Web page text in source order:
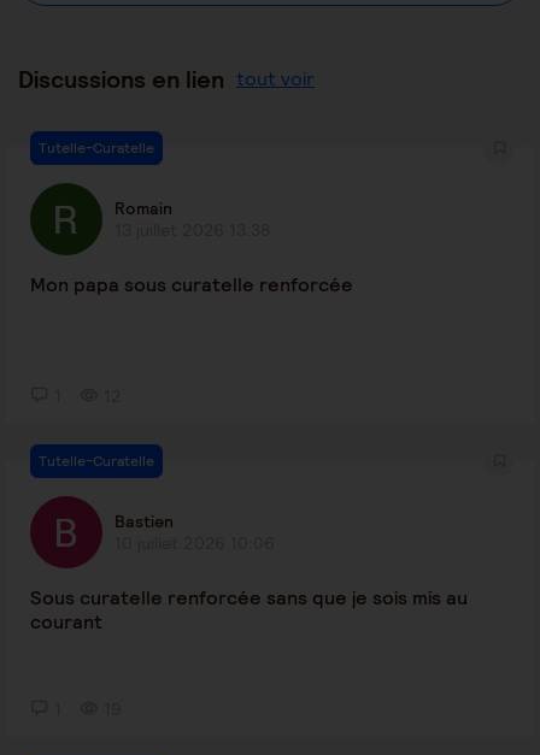
Discussions en lien tout voir
Tutelle-Curatelle
Romain
Mon papa sous curatelle renforcée
Tutelle-Curatelle
Bastien
Sous curatelle renforcée sans que je sois mis au
courant